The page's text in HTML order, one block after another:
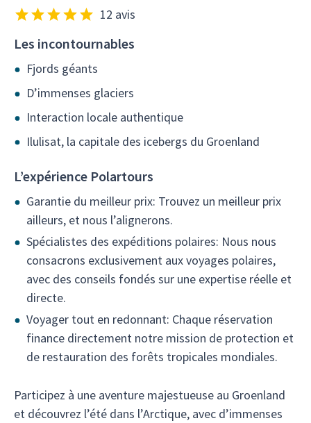
12 avis
Les incontournables
Fjords géants
D’immenses glaciers
Interaction locale authentique
Ilulisat, la capitale des icebergs du Groenland
L’expérience Polartours
Garantie du meilleur prix: Trouvez un meilleur prix
ailleurs, et nous l’alignerons.
Spécialistes des expéditions polaires: Nous nous
consacrons exclusivement aux voyages polaires,
avec des conseils fondés sur une expertise réelle et
directe.
Voyager tout en redonnant: Chaque réservation
finance directement notre mission de protection et
de restauration des forêts tropicales mondiales.
Participez à une aventure majestueuse au Groenland
et découvrez l’été dans l’Arctique, avec d’immenses